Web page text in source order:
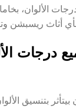
درجات الألوان،
أثاث ريسبشن
درجات
بتنسيق